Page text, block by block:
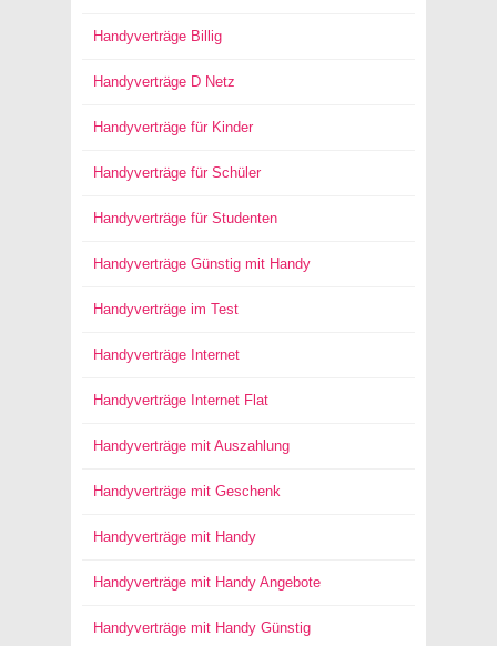
Handyverträge Billig
Handyverträge D Netz
Handyverträge für Kinder
Handyverträge für Schüler
Handyverträge für Studenten
Handyverträge Günstig mit Handy
Handyverträge im Test
Handyverträge Internet
Handyverträge Internet Flat
Handyverträge mit Auszahlung
Handyverträge mit Geschenk
Handyverträge mit Handy
Handyverträge mit Handy Angebote
Handyverträge mit Handy Günstig